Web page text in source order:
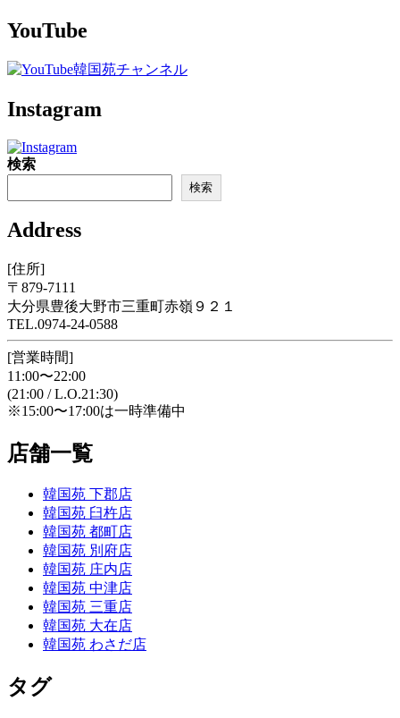
YouTube
Instagram
検索
検索
Address
[住所]
〒879-7111
大分県豊後大野市三重町赤嶺９２１
TEL.0974-24-0588
[営業時間]
11:00〜22:00
(21:00 / L.O.21:30)
※15:00〜17:00は一時準備中
店舗一覧
韓国苑 下郡店
韓国苑 臼杵店
韓国苑 都町店
韓国苑 別府店
韓国苑 庄内店
韓国苑 中津店
韓国苑 三重店
韓国苑 大在店
韓国苑 わさだ店
タグ